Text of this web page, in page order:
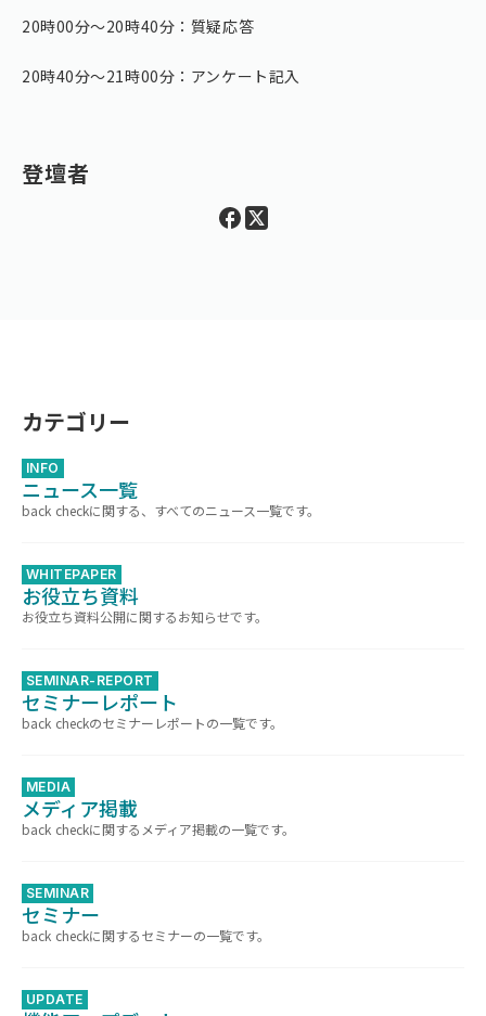
20時00分〜20時40分：質疑応答
20時40分〜21時00分：アンケート記入
登壇者
カテゴリー
INFO
ニュース一覧
back checkに関する、すべてのニュース一覧です。
WHITEPAPER
お役立ち資料
お役立ち資料公開に関するお知らせです。
SEMINAR-REPORT
セミナーレポート
back checkのセミナーレポートの一覧です。
MEDIA
メディア掲載
back checkに関するメディア掲載の一覧です。
SEMINAR
セミナー
back checkに関するセミナーの一覧です。
UPDATE